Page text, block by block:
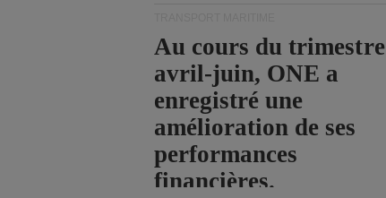
Au cours du trimestre
avril-juin, ONE a
enregistré une
amélioration de ses
performances
financières.